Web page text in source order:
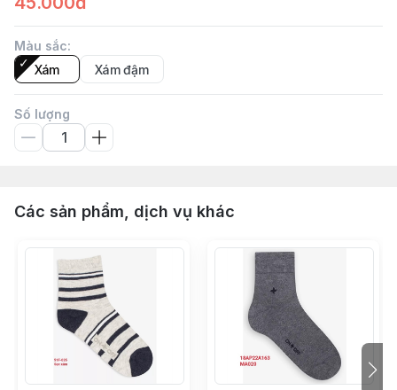
Màu sắc:
Xám
Xám đậm
Số lượng
Các sản phẩm, dịch vụ khác